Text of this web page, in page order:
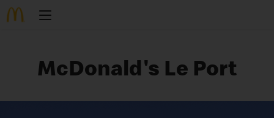
McDonald's Le Port